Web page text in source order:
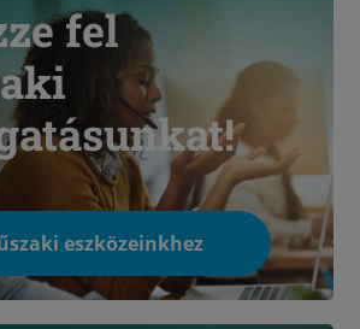
fel
eszközeinkhez